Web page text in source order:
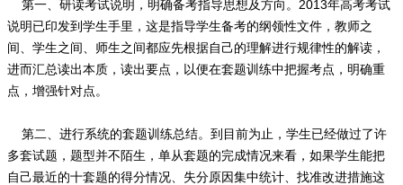
第一、研读考试说明，明确备考指导思想及方向。2013年高考考试
说明已印发到学生手里，这是指导学生备考的纲领性文件，教师之
间、学生之间、师生之间都应先根据自己的理解进行规律性的解读，
进而汇总读出本质，读出要点，以便在套题训练中把握考点，明确重
点，增强针对点。
第二、进行系统的套题训练总结。到目前为止，学生已经做过了许
多套试题，题型并不陌生，单从套题的完成情况来看，如果学生能把
自己最近的十套题的得分情况、失分原因集中统计、找准改进措施这